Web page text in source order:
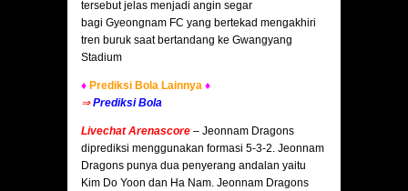
tersebut jelas menjadi angin segar
bagi Gyeongnam FC yang bertekad mengakhiri
tren buruk saat bertandang ke Gwangyang
Stadium
♦ Prediksi Bola Lainnya ♦
⇒ Prediksi Bola
Livechat Arenascore – Jeonnam Dragons
diprediksi menggunakan formasi 5-3-2. Jeonnam
Dragons punya dua penyerang andalan yaitu
Kim Do Yoon dan Ha Nam. Jeonnam Dragons